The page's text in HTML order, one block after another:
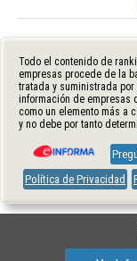
Todo el contenido de
empresas procede de la
tratada y suministrada por
información de empresas
como un elemento más a
y no debe por tanto
Política de Privacidad